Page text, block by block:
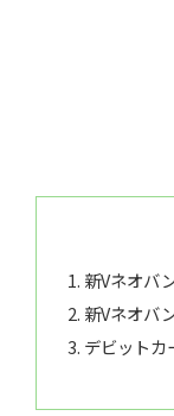
新Vネオバ
新Vネオバ
デビットカ